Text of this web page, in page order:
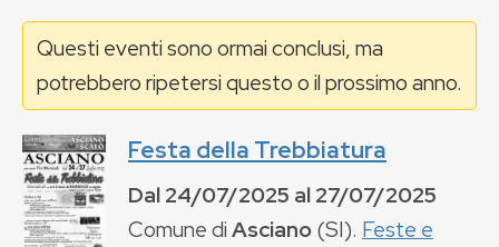
Questi eventi sono ormai conclusi, ma
potrebbero ripetersi questo o il prossimo anno.
Festa della Trebbiatura
Dal24/07/2025 al27/07/2025
Comune diAsciano(SI). Feste e